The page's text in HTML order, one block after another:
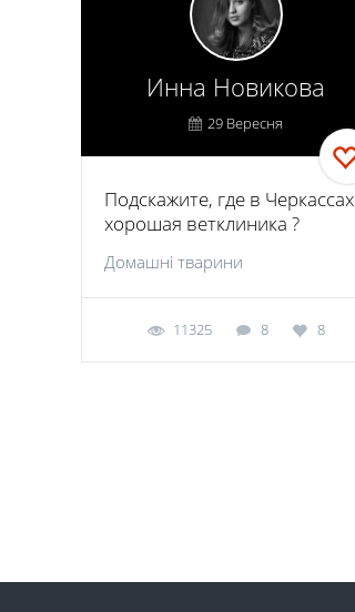
Инна Новикова
29 Вересня
Подскажите, где в Черкассах
хорошая ветклиника ?
Домашні тварини
11325 8 8